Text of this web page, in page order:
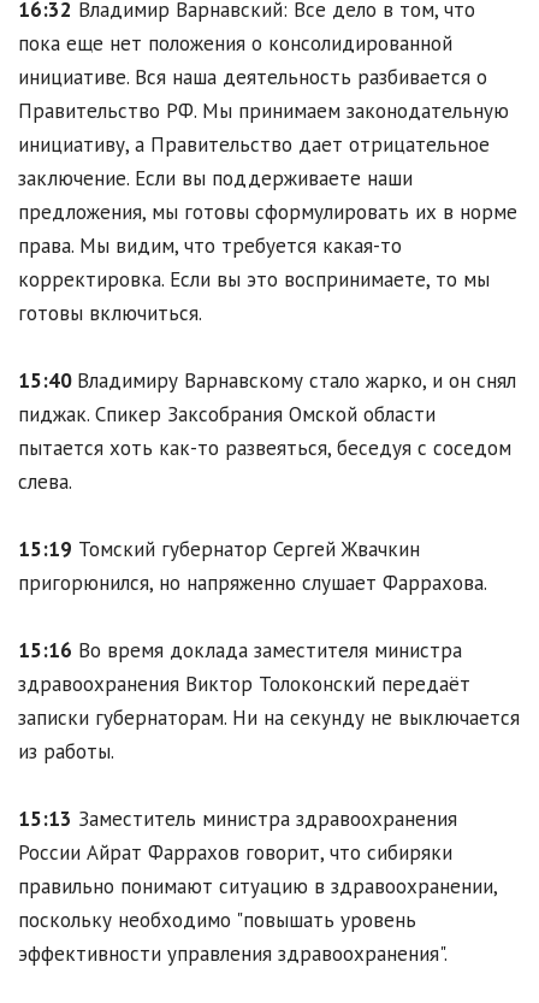
16:32 Владимир Варнавский: Все дело в том, что
пока еще нет положения о консолидированной
инициативе. Вся наша деятельность разбивается о
Правительство РФ. Мы принимаем законодательную
инициативу, а Правительство дает отрицательное
заключение. Если вы поддерживаете наши
предложения, мы готовы сформулировать их в норме
права. Мы видим, что требуется какая-то
корректировка. Если вы это воспринимаете, то мы
готовы включиться.
15:40 Владимиру Варнавскому стало жарко, и он снял
пиджак. Спикер Заксобрания Омской области
пытается хоть как-то развеяться, беседуя с соседом
слева.
15:19 Томский губернатор Сергей Жвачкин
пригорюнился, но напряженно слушает Фаррахова.
15:16 Во время доклада заместителя министра
здравоохранения Виктор Толоконский передаёт
записки губернаторам. Ни на секунду не выключается
из работы.
15:13 Заместитель министра здравоохранения
России Айрат Фаррахов говорит, что сибиряки
правильно понимают ситуацию в здравоохранении,
поскольку необходимо "повышать уровень
эффективности управления здравоохранения".